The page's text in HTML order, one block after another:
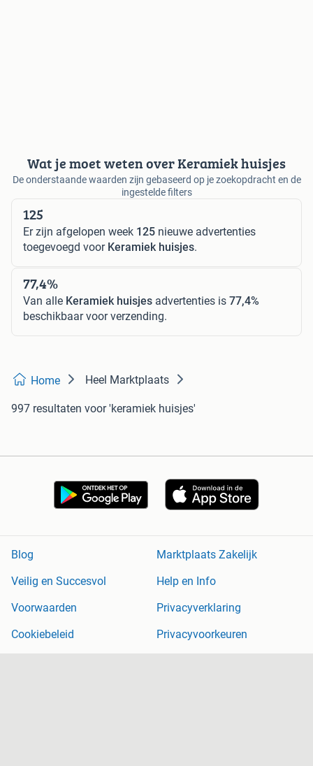
Wat je moet weten over Keramiek huisjes
De onderstaande waarden zijn gebaseerd op je zoekopdracht en de
ingestelde filters
125
Er zijn afgelopen week 125 nieuwe advertenties
toegevoegd voor Keramiek huisjes.
77,4%
Van alle Keramiek huisjes advertenties is 77,4%
beschikbaar voor verzending.
Home Heel Marktplaats
997 resultaten voor 'keramiek huisjes'
Blog
Marktplaats Zakelijk
Veilig en Succesvol
Help en Info
Voorwaarden
Privacyverklaring
Cookiebeleid
Privacyvoorkeuren